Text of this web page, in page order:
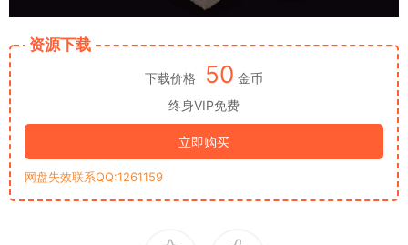
资源下载
下载价格 50 金币
终身VIP免费
立即购买
网盘失效联系QQ:1261159